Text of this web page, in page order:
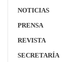
NOTICIAS
PRENSA
REVISTA
SECRETARÍA